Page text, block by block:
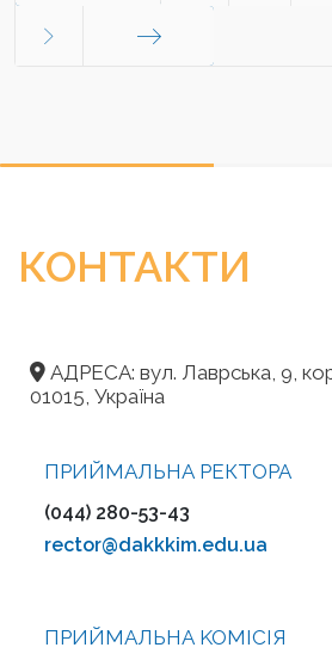
Початок
КОНТАКТИ
АДРЕСА: вул. Лаврська, 9,
01015, Україна
ПРИЙМАЛЬНА РЕКТОРА
(044) 280-53-43
rector@dakkkim.edu.ua
ПРИЙМАЛЬНА KOMІСІЯ